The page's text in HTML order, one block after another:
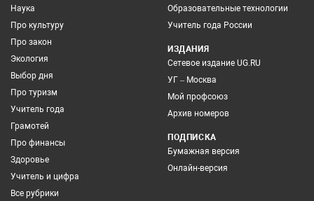
Наука
Про культуру
Про закон
Экология
Выбор дня
Про туризм
Учитель года
Грамотей
Про финансы
Здоровье
Учитель и цифра
Все рубрики
Образовательные технологии
Учитель года России
ИЗДАНИЯ
Сетевое издание UG.RU
УГ – Москва
Мой профсоюз
Архив номеров
ПОДПИСКА
Бумажная версия
Онлайн-версия